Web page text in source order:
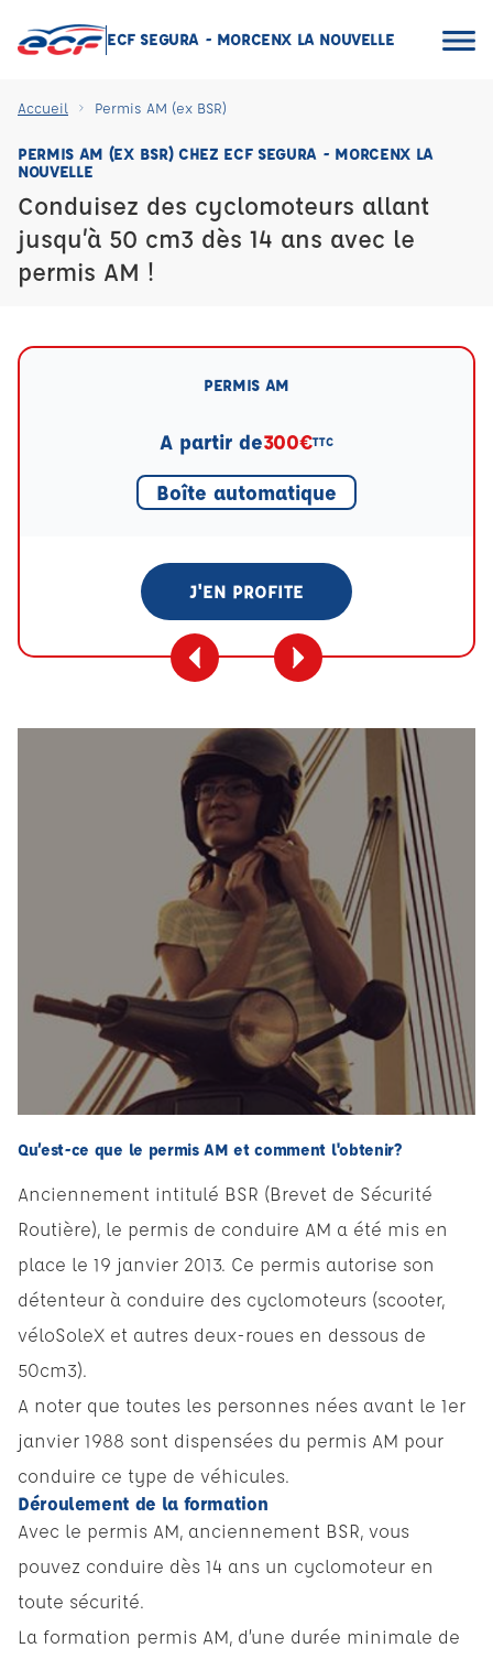
ECF SEGURA - MORCENX LA NOUVELLE
Accueil Permis AM (ex BSR)
PERMIS AM (EX BSR) CHEZ ECF SEGURA - MORCENX LA
NOUVELLE
Conduisez des cyclomoteurs allant
jusqu’à 50 cm3 dès 14 ans avec le
permis AM !
PERMIS AM
A partir de300€TTC
Boîte automatique
J'EN PROFITE
Qu’est-ce que le permis AM et comment l'obtenir?
Anciennement intitulé BSR (Brevet de Sécurité
Routière), le permis de conduire AM a été mis en
place le 19 janvier 2013. Ce permis autorise son
détenteur à conduire des cyclomoteurs (scooter,
véloSoleX et autres deux-roues en dessous de
50cm3).
A noter que toutes les personnes nées avant le 1er
janvier 1988 sont dispensées du permis AM pour
conduire ce type de véhicules.
Déroulement de la formation
Avec le permis AM, anciennement BSR, vous
pouvez conduire dès 14 ans un cyclomoteur en
toute sécurité.
La formation permis AM, d’une durée minimale de